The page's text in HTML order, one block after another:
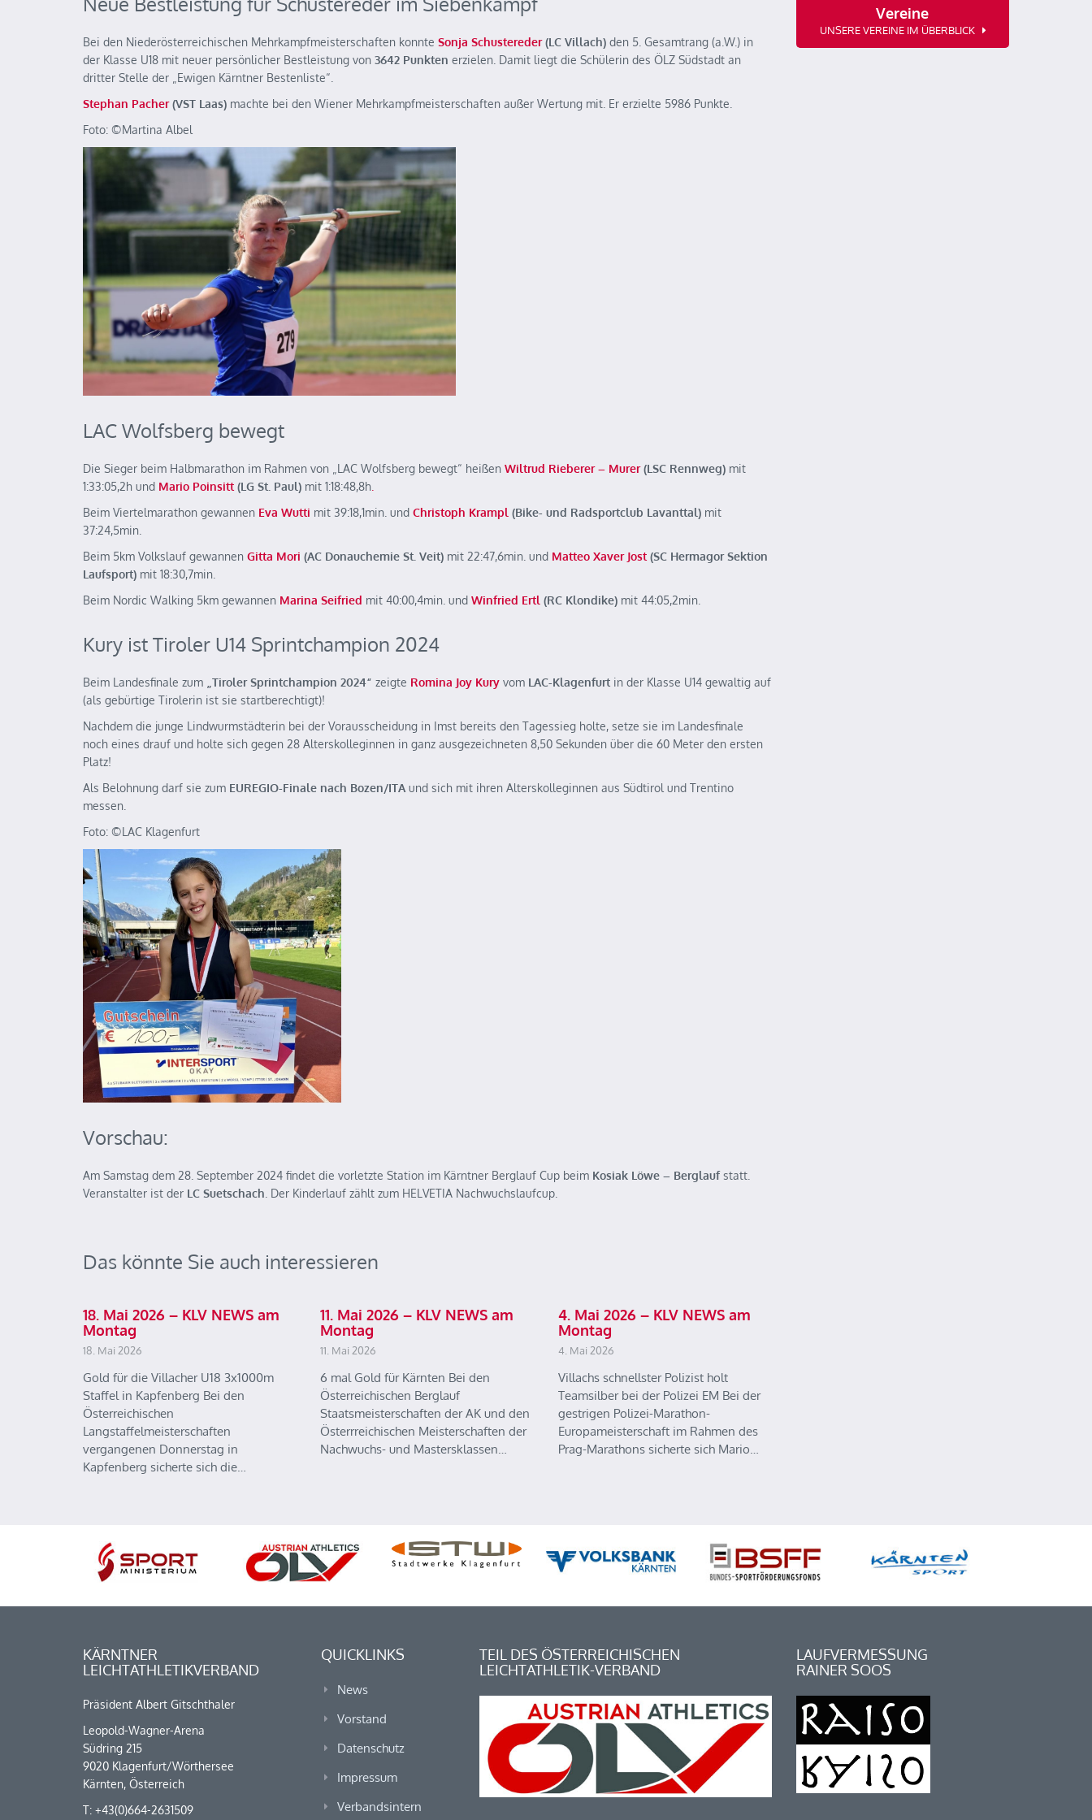
Bei den Niederösterreichischen Mehrkampfmeisterschaften konnte Sonja Schustereder(LC Villach) den 5. Gesamtrang (a.W.) in
der Klasse U18 mit neuer persönlicher Bestleistung von 3642 Punkten erzielen. Damit liegt die Schülerin des ÖLZ Südstadt an
dritter Stelle der „Ewigen Kärntner Bestenliste“.
Stephan Pacher(VST Laas) machte bei den Wiener Mehrkampfmeisterschaften außer Wertung mit. Er erzielte 5986 Punkte.
Foto: ©️Martina Albel
LAC Wolfsberg bewegt
Die Sieger beim Halbmarathon im Rahmen von „LAC Wolfsberg bewegt“ heißen Wiltrud Rieberer – Murer(LSC Rennweg) mit
1:33:05,2h und Mario Poinsitt (LG St. Paul) mit 1:18:48,8h
Beim Viertelmarathon gewannen Eva Wutti mit 39:18,1min. und Christoph Krampl (Bike- und Radsportclub Lavanttal) mit
37:24,5min.
Beim 5km Volkslauf gewannen Gitta Mori (AC Donauchemie St. Veit) mit 22:47,6min. und Matteo Xaver Jost (SC Hermagor Sektion
Laufsport) mit 18:30,7min.
Beim Nordic Walking 5km gewannen Marina Seifried mit 40:00,4min. und Winfried Ertl (RC Klondike) mit 44:05,2min.
Kury ist Tiroler U14 Sprintchampion 2024
Beim Landesfinale zum „Tiroler Sprintchampion 2024“ zeigte Romina Joy Kury vom LAC-Klagenfurt in der Klasse U14 gewaltig auf
(als gebürtige Tirolerin ist sie startberechtigt)!
Nachdem die junge Lindwurmstädterin bei der Vorausscheidung in Imst bereits den Tagessieg holte, setze sie im Landesfinale
noch eines drauf und holte sich gegen 28 Alterskolleginnen in ganz ausgezeichneten 8,50 Sekunden über die 60 Meter den ersten
Platz!
Als Belohnung darf sie zum EUREGIO-Finale nach Bozen/ITA und sich mit ihren Alterskolleginnen aus Südtirol und Trentino
messen.
Foto: ©️LAC Klagenfurt
Vorschau:
Am Samstag dem 28. September 2024 findet die vorletzte Station im Kärntner Berglauf Cup beim Kosiak Löwe – Berglaufstatt.
Veranstalter ist der LC Suetschach . Der Kinderlauf zählt zum HELVETIA Nachwuchslaufcup.
Das könnte Sie auch interessieren
18. Mai 2026 – KLV NEWS am
Montag
18. Mai 2026
Gold für die Villacher U18 3x1000m
Staffel in Kapfenberg Bei den
Österreichischen
Langstaffelmeisterschaften
vergangenen Donnerstag in
Kapfenberg sicherte sich die…
11. Mai 2026 – KLV NEWS am
Montag
11. Mai 2026
6 mal Gold für Kärnten Bei den
Österreichischen Berglauf
Staatsmeisterschaften der AK und den
Österrreichischen Meisterschaften der
Nachwuchs- und Mastersklassen…
4. Mai 2026 – KLV NEWS am
Montag
4. Mai 2026
Villachs schnellster Polizist holt
Teamsilber bei der Polizei EM Bei der
gestrigen Polizei-Marathon-
Europameisterschaft im Rahmen des
Prag-Marathons sicherte sich Mario…
Vereine
UNSERE VEREINE IM ÜBERBLICK
KÄRNTNER
LEICHTATHLETIKVERBAND
Präsident Albert Gitschthaler
Leopold-Wagner-Arena
Südring 215
9020 Klagenfurt/Wörthersee
Kärnten, Österreich
T: +43(0)664-2631509
QUICKLINKS
News
Vorstand
Datenschutz
Impressum
Verbandsintern
TEIL DES ÖSTERREICHISCHEN
LEICHTATHLETIK-VERBAND
LAUFVERMESSUNG
RAINER SOOS